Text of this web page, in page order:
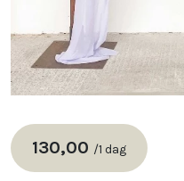
130,00 /1 dag